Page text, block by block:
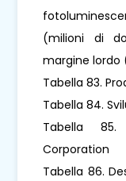
(milioni di
margine lordo
Tabella 83.
Tabella 84.
Tabella 85.
Corporation
Tabella 86.